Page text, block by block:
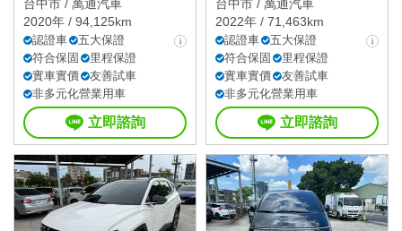
台中市 / 萬通汽車
2020年 / 94,125km
認證車
五大保證
符合保固
里程保證
實車實價
友善試車
非多元化營業用車
立即諮詢
台中市 / 萬通汽車
2022年 / 71,463km
認證車
五大保證
符合保固
里程保證
實車實價
友善試車
非多元化營業用車
立即諮詢